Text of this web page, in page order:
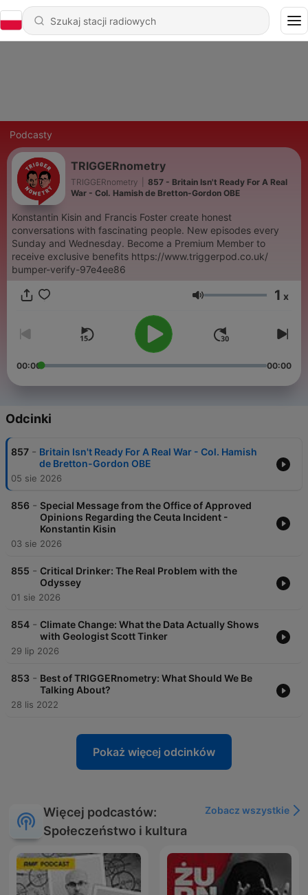
Podcasty
TRIGGERnometry
TRIGGERnometry
857 - Britain Isn't Ready For A Real
War - Col. Hamish de Bretton-Gordon OBE
Konstantin Kisin and Francis Foster create honest
conversations with fascinating people. New episodes every
Sunday and Wednesday. Become a Premium Member to
receive exclusive benefits https://www.triggerpod.co.uk/
bumper-verify-97e4ee86
Głośność 1 x
00:00 00:00
Odcinki
857 - Britain Isn't Ready For A Real War - Col. Hamish
de Bretton-Gordon OBE
05 sie 2026
856 - Special Message from the Office of Approved
Opinions Regarding the Ceuta Incident -
Konstantin Kisin
03 sie 2026
855 - Critical Drinker: The Real Problem with the
Odyssey
01 sie 2026
854 - Climate Change: What the Data Actually Shows
with Geologist Scott Tinker
29 lip 2026
853 - Best of TRIGGERnometry: What Should We Be
Talking About?
28 lis 2022
Pokaż więcej odcinków
Więcej podcastów:
Społeczeństwo i kultura
Zobacz wszystkie